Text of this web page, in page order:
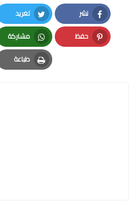
نشر
Facebook
تغريد
Twitter
حفظ
Pinterest
مشاركة
Whatsapp
طباعة
Print